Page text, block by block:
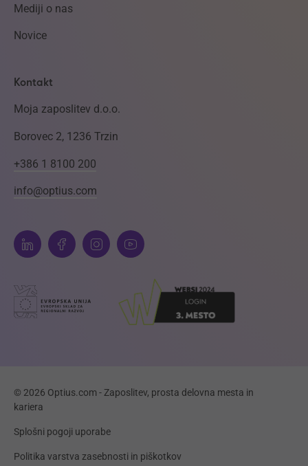
Mediji o nas
Novice
Kontakt
Moja zaposlitev d.o.o.
Borovec 2, 1236 Trzin
+386 1 8100 200
info@optius.com
© 2026 Optius.com - Zaposlitev, prosta delovna mesta in
kariera
Splošni pogoji uporabe
Politika varstva zasebnosti in piškotkov